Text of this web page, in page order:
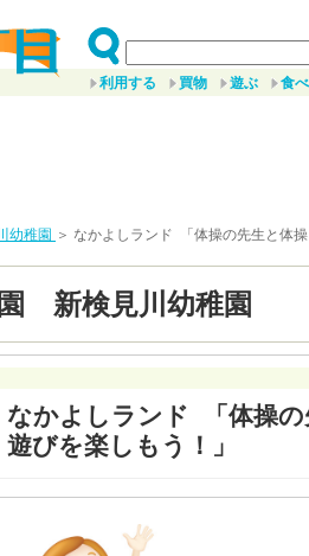
利用する 買物 遊ぶ 食
幼稚園 ＞ なかよしランド 「体操の先生と体
新検見川幼稚園
なかよしランド 「体操の
遊びを楽しもう！」